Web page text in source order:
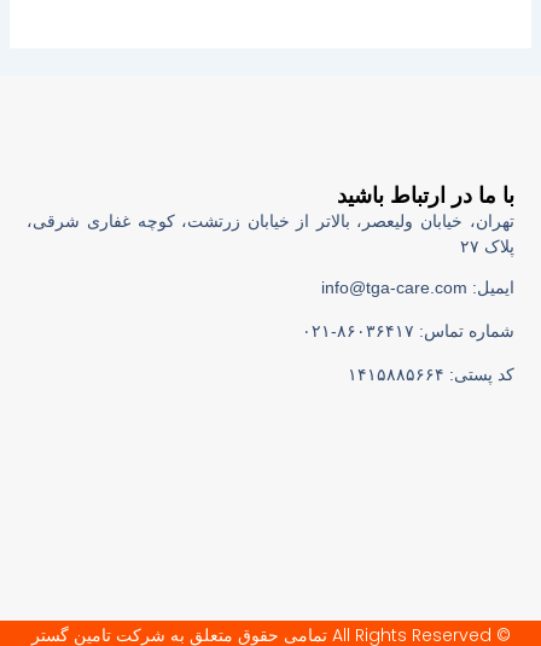
با ما در ارتباط باشید
تهران، خیابان ولیعصر، بالاتر از خیابان زرتشت، کوچه غفاری شرقی،
پلاک ۲۷
ایمیل: info@tga-care.com
شماره تماس: ۸۶۰۳۶۴۱۷-۰۲۱
کد پستی: ۱۴۱۵۸۸۵۶۶۴
© All Rights Reserved تمامی حقوق متعلق به شرکت تامین گستر